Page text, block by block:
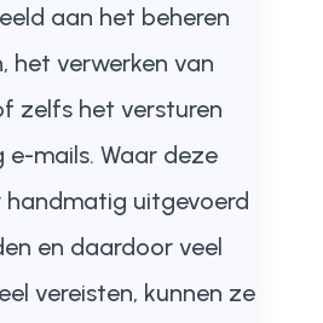
aan het beheren
het verwerken van
zelfs het versturen
mails. Waar deze
handmatig uitgevoerd
en daardoor veel
vereisten, kunnen ze